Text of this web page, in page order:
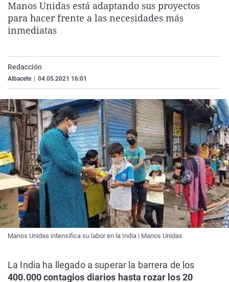
La rosa de los vientos
Caso
Extremadura
Virales
Manos Unidas está adaptando sus proyectos
para hacer frente a las necesidades más
inmediatas
Redacción
Albacete 04.05.2021 16:01
Manos Unidas intensifica su labor en la India | Manos Unidas
La India ha llegado a superar la barrera de los
400.000 contagios diarios hasta rozar los 20